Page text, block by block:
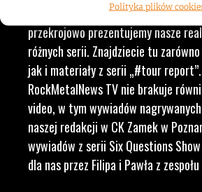
Polityka plików
RockMetalNews TV to ogólny dział,
przekrojowo prezentujemy nasze
różnych serii. Znajdziecie tu
jak i materiały z serii „#tour
RockMetalNews TV nie brakuje
video, w tym wywiadów
naszej redakcji w CK Zamek w
wywiadów z serii Six Questions
dla nas przez Filipa i Pawła z